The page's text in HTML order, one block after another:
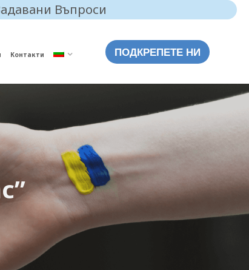
Въпроси
Контакти ПОДКРЕПЕТЕ НИ